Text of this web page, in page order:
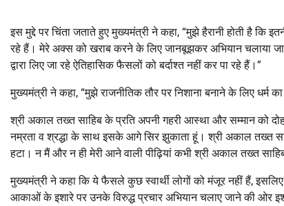
इस मुद्दे पर चिंता जताते हुए मुख्यमंत्री ने कहा, “मुझे हैरानी होती है कि
रहे हैं। मेरे अक्स को खराब करने के लिए जानबूझकर अभियान चलाया जा
द्वारा लिए जा रहे ऐतिहासिक फैसलों को बर्दाश्त नहीं कर पा रहे हैं।”
मुख्यमंत्री ने कहा, “मुझे राजनीतिक तौर पर निशाना बनाने के लिए धर्म
श्री अकाल तख्त साहिब के प्रति अपनी गहरी आस्था और सम्मान को
नम्रता व श्रद्धा के साथ इसके आगे सिर झुकाता हूं। श्री अकाल तख्त
हटा। न मैं और न ही मेरी आने वाली पीढ़ियां कभी श्री अकाल तख्त
मुख्यमंत्री ने कहा कि ये फैसले कुछ स्वार्थी लोगों को मंजूर नहीं हैं,
आकाओं के इशारे पर उनके विरुद्ध प्रचार अभियान चलाए जाने की ओर